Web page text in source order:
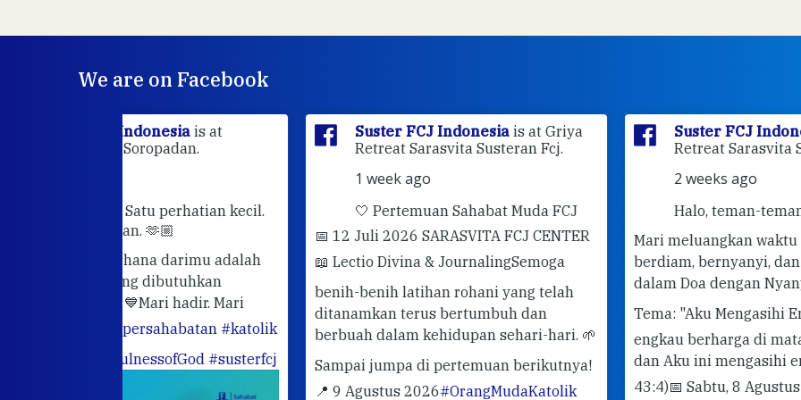
We are on Facebook
Suster FCJ Indonesia is at Griya
Retreat Sarasvita Susteran Fcj.
🤍 Pertemuan Sahabat Muda FCJ
📅 12 Juli 2026 SARASVITA FCJ CENTER
📖 Lectio Divina & JournalingSemoga
benih-benih latihan rohani yang telah
ditanamkan terus bertumbuh dan
berbuah dalam kehidupan sehari-hari. 🌱
Sampai jumpa di pertemuan berikutnya!
📍 9 Agustus 2026
#OrangMudaKatolik
Suster FCJ Indonesia is at Griya
Retreat Sarasvita Susteran Fcj.
Halo, teman-teman terkasih! 🤍
Mari meluangkan waktu sejenak untuk
berdiam, bernyanyi, dan berdoa bersama
dalam Doa dengan Nyanyian dari Taizé.✨
Tema: "Aku Mengasihi Engkau""Sebab
engkau berharga di mata-Ku dan mulia,
dan Aku ini mengasihi engkau."(Yesaya
43:4)📅 Sabtu, 8 Agustus 2026🕔 doa
✨